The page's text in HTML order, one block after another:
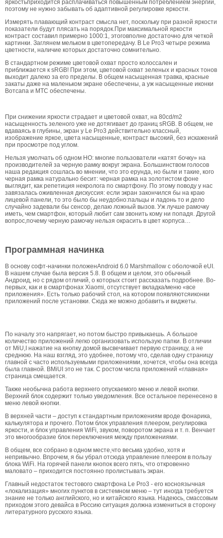
яркостьприходится расплачиваться повышенным потреблением энергии,
поэтому не нужно забывать об адаптивной регулировке яркости.
Измерять плавающий контраст смысла нет, поскольку при разной яркости
показатели будут плясать на порядок.При максимальной яркости
контраст составил примерно 1000:1, этоговполне достаточно для четкой
картинки. Заглянем мельком в цветопередачу. В Le Pro3 четыре режима
цветности, наличие которых достаточно сомнительно.
В стандартном режиме цветовой охват просто колоссален и
приближается к sRGB! При этом, цветовой охват зеленых и красных тонов
выходит далеко за его пределы. В общем насыщенная травка, красные
закаты даже на маленьком экране обеспечены, а уж насыщенные иконки
Вотсапа и МТС обеспечены.
При снижении яркости страдает и цветовой охват, на 80cd/m2
насыщенность зеленого уже не дотягивает до границ sRGB. В общем, не
вдаваясь в глубины, экран у Le Pro3 действительно классный,
изображение яркое, цвета насыщенные, контраст высокий, без искажений
при просмотре под углом.
Нельзя умолчать об одном НО: многие пользователи «катят бочку» на
производителей за черную рамку вокруг экрана. Большинством голосов
наша редакция сошлась во мнении, что это ерунда, но были и такие, кого
черная рамка натурально бесит: черная рамка на золотистом фоне
выглядит, как репетиция некролога по смартфону. По этому поводу у нас
завязалась оживленная дискуссия: если экран закончился бы на краю
лицевой панели, то это было бы неудобно:пальцы и ладонь то и дело
случайно задевали бы сенсор, делаю ложный вызов. Уж лучше рамочку
иметь, чем смартфон, который любит сам звонить кому ни попадя. Другой
вопрос,почему черную рамочку нельзя окрасить в цвет корпуса…
Программная начинка
В основу софт-начинки положенAndroid 6.0 Marshmallow с оболочкой eUI.
В нашем случае была версия 5.8. В общем и целом, это обычный
Андроид, но с рядом отличий, о которых стоит рассказать подробнее. Во-
первых, как и в смартфонах Xiaomi, отсутствует вкладка/меню «все
приложения». Есть только рабочий стол, на котором появляютсяиконки
приложений после установки. Сюда же можно добавить и виджеты.
По началу это напрягает, но потом быстро привыкаешь. А большое
количество приложений легко организовать использую папки. В отличии
от MiU,I нажатие на кнопку домой высвечивает первую страницу, а не
среднюю. На наш взгляд, это удобнее, потому что, сделав одну страницу
главной с часто используемыми приложениями, хочется, чтобы она всегда
была главной. ВMiUI это не так. С ростом числа приложений «главная»
страница смещается.
Также необычна работа верхнего опускаемого меню и левой кнопки.
Верхний блок содержит только уведомления. Все остальное перенесено в
меню левой кнопки.
В верхней части – доступ к стандартным приложениям вроде фонарика,
калькулятора и прочего. Потом блок управления плеером, регулировка
яркости, и блок управления WiFi, звуком, поворотом экрана и т. п. Венчает
это многообразие блок переключения между приложениями.
В общем, все собрано в одном месте,что весьма удобно, хотя и
непривычно. Впрочем, я бы убрал отсюда управление плеером в пользу
блока WiFi. На горячей панели кнопок всего пять, что откровенно
маловато – приходится постоянно пролистывать экран.
Главный недостаток тестового смартфона Le Pro3 - его косноязычная
«локализация» многих пунктов в системном меню – тут иногда требуется
знание не только английского, но и китайского языка. Надеюсь, смассовым
приходом этого девайса в Россию ситуация должна измениться в сторону
литературного русского языка.